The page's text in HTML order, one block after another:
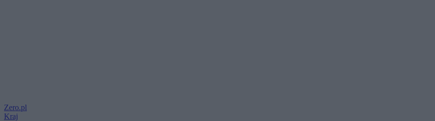
Zero.pl
Kraj